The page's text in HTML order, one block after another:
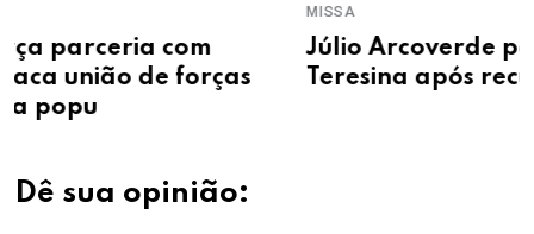
Júlio Arcoverde participa de missa em
Teresina após recuperação
Dê sua opinião: